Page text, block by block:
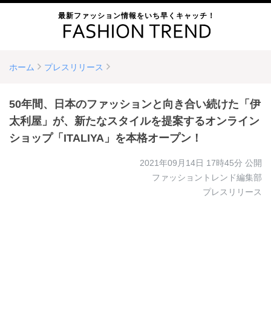
最新ファッション情報をいち早くキャッチ！
ホーム プレスリリース
50年間、日本のファッションと向き合い続けた「伊
太利屋」が、新たなスタイルを提案するオンライン
ショップ「ITALIYA」を本格オープン！
2021年09月14日 17時45分 公開
ファッショントレンド編集部
プレスリリース